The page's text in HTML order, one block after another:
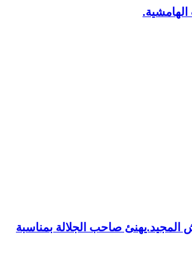
المجيد.يهنئ صاحب الجلالة بمناسبة